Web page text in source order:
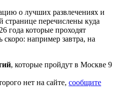
о лучших развлечениях и
перечислены куда
года которые проходят
скоро: например завтра, на
, которые пройдут в Москве 9
нет на сайте, сообщите